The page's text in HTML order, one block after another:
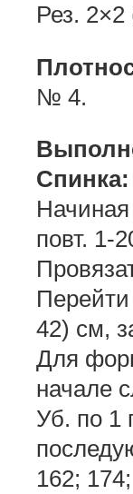
Рез.
№ 4.
Спинка:
Начиная
повт. 1-
42) см,
Для
начале
Уб. по 1
162;